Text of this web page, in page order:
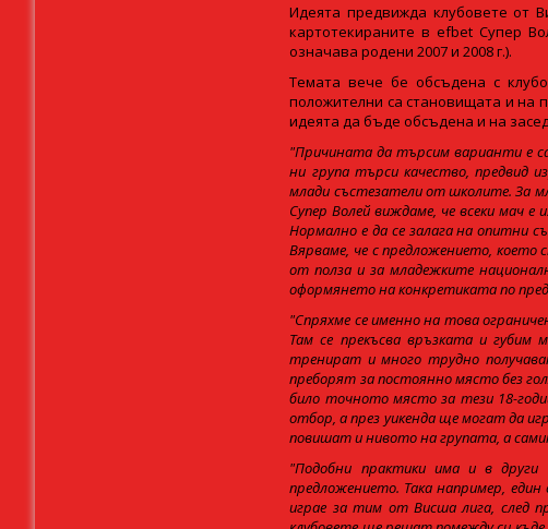
Идеята предвижда клубовете от
картотекираните в efbet Супер
означава родени 2007 и 2008 г.).
Темата вече бе обсъдена с
положителни са становищата и на
идеята да бъде обсъдена и на
"Причината да търсим варианти е
ни група търси качество, предвид
млади състезатели от школите. За
Супер Волей виждаме, че всеки мач
Нормално е да се залага на опитни
Вярваме, че с предложението, което
от полза и за младежките
оформянето на конкретиката по
"Спряхме се именно на това
Там се прекъсва връзката и
тренират и много трудно
преборят за постоянно място без
било точното място за тези 18-
отбор, а през уикенда ще могат да
повишат и нивото на групата, а
"Подобни практики има и в други
предложението. Така например,
играе за тим от Висша лига, след